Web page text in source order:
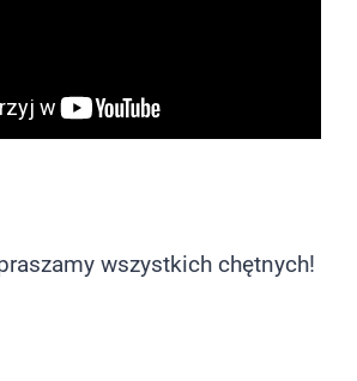
wszystkich chętnych!